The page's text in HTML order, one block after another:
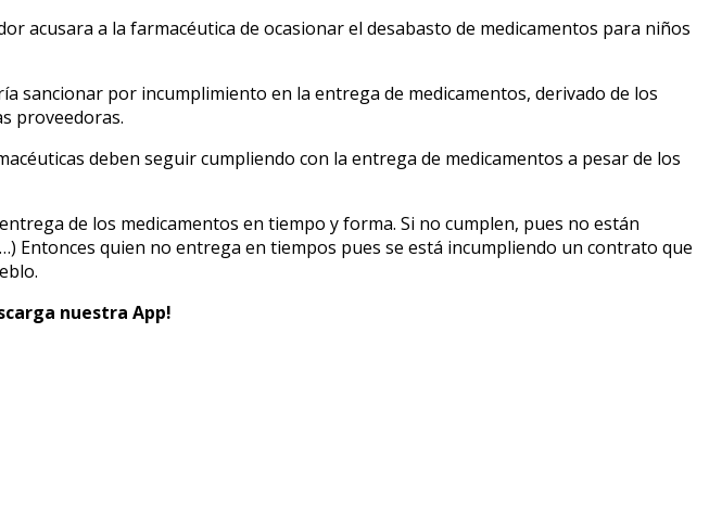
acusara a la farmacéutica de ocasionar el desabasto de medicamentos para niños
sancionar por incumplimiento en la entrega de medicamentos, derivado de los
proveedoras.
deben seguir cumpliendo con la entrega de medicamentos a pesar de los
de los medicamentos en tiempo y forma. Si no cumplen, pues no están
quien no entrega en tiempos pues se está incumpliendo un contrato que
nuestra App!